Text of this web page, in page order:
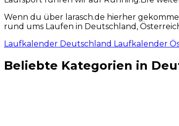
Wenn du über larasch.de hierher
rund ums Laufen in Deutschland,
Laufkalender Deutschland Laufkalender
Beliebte Kategorien in